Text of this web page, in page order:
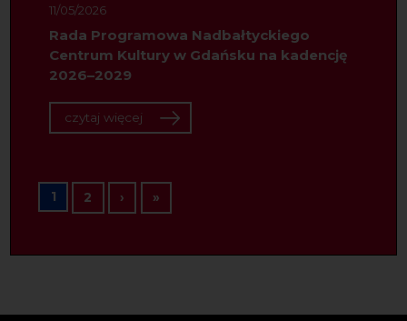
11/05/2026
Rada Programowa Nadbałtyckiego
Centrum Kultury w Gdańsku na kadencję
2026–2029
czytaj więcej
Stronicowanie
1 2 › Następna strona
»Ostatnia strona